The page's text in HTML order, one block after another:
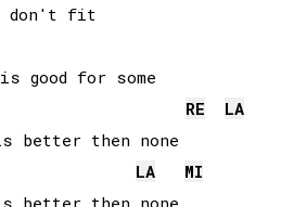
don't fit
good for some
RE
LA
then none
LA
MI